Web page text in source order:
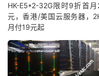
HK-E5*2-32G限时9折首
元，香港/美国云服务器，
月付19元起